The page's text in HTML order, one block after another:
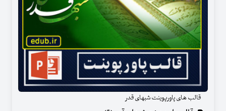
قالب های پاورپوینت شبهای قدر